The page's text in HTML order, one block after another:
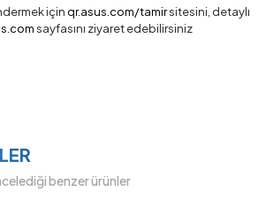
için qr.asus.com/tamirsitesini, detaylı
sayfasını ziyaret edebilirsiniz
benzer ürünler